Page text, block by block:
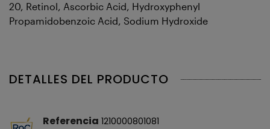
20, Retinol, Ascorbic Acid, Hydroxyphenyl
Propamidobenzoic Acid, Sodium Hydroxide
DETALLES DEL PRODUCTO
Referencia 1210000801081